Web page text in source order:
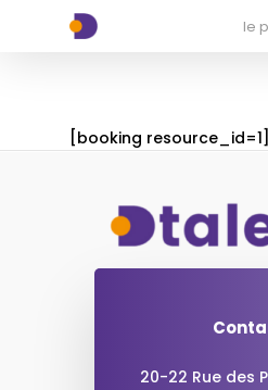
xx-xx-xx-xx
le
[booking resource_id=1]
20-22 Rue des